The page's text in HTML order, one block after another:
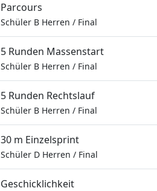
Parcours
Schüler B Herren / Final
5 Runden Massenstart
Schüler B Herren / Final
5 Runden Rechtslauf
Schüler B Herren / Final
30 m Einzelsprint
Schüler D Herren / Final
Geschicklichkeit